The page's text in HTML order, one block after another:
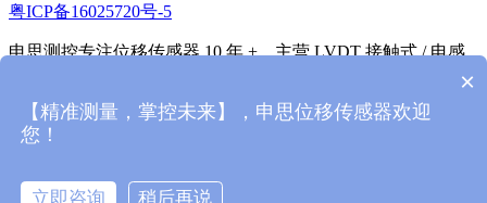
粤ICP备16025720号-5
申思测控专注位移传感器 10 年 +，主营 LVDT 接触式 / 电感
本站基于
产品
×
【精准测量，掌控未来】，申思位移传感器欢迎
您！
立即咨询 稍后再说